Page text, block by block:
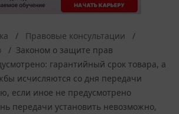
Правовые консультации
Законом о защите прав
гарантийный срок товара, а
исчисляются со дня передачи
если иное не предусмотрено
передачи установить невозможно,